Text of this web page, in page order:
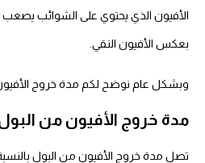
الأفيون الذي يحتوي على الشوائب
بعكس الأفيون النقي.
وبشكل عام نوضح لكم مدة خروج
مدة خروج الأفيون من